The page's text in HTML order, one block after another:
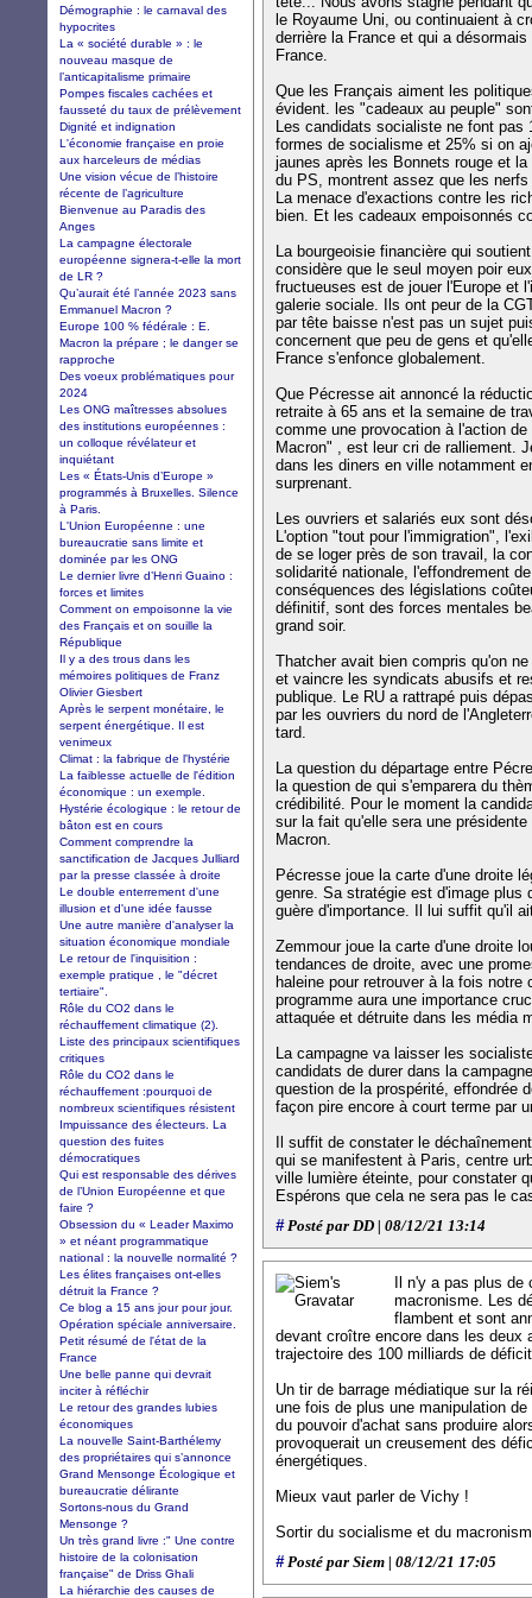
le Royaume Uni, ou continuaient à
derrière la France et qui a
France.
Que les Français aiment les
évident. les "cadeaux au peuple"
Les candidats socialiste ne font
formes de socialisme et 25% si on
jaunes après les Bonnets rouge et
du PS, montrent assez que les
La menace d'exactions contre les
bien. Et les cadeaux empoisonnés
La bourgeoisie financière qui
considère que le seul moyen poir
fructueuses est de jouer l'Europe et
galerie sociale. Ils ont peur de la
par tête baisse n'est pas un sujet
concernent que peu de gens et
France s'enfonce globalement.
Que Pécresse ait annoncé la
retraite à 65 ans et la semaine de
comme une provocation à l'action
Macron" , est leur cri de ralliement.
dans les diners en ville notamment
surprenant.
Les ouvriers et salariés eux sont
L'option "tout pour l'immigration",
de se loger près de son travail, la
solidarité nationale, l'effondrement
conséquences des législations
définitif, sont des forces mentales
grand soir.
Thatcher avait bien compris qu'on
et vaincre les syndicats abusifs et
publique. Le RU a rattrapé puis
par les ouvriers du nord de
tard.
La question du départage entre
la question de qui s'emparera du
crédibilité. Pour le moment la
sur la fait qu'elle sera une
Macron.
Pécresse joue la carte d'une droite
genre. Sa stratégie est d'image plus
guère d'importance. Il lui suffit qu'il
Zemmour joue la carte d'une droite
tendances de droite, avec une
haleine pour retrouver à la fois
programme aura une importance
attaquée et détruite dans les média
La campagne va laisser les
candidats de durer dans la
question de la prospérité, effondrée
façon pire encore à court terme par
Il suffit de constater le
qui se manifestent à Paris, centre
ville lumière éteinte, pour constater
Espérons que cela ne sera pas le
#Posté par DD | 08/12/21 13:14
Il n'y a pas plus
macronisme. Les
flambent et sont
devant croître encore dans les deux
trajectoire des 100 milliards de
Un tir de barrage médiatique sur la
une fois de plus une manipulation
du pouvoir d'achat sans produire
provoquerait un creusement des
énergétiques.
Mieux vaut parler de Vichy !
Sortir du socialisme et du
#Posté par Siem | 08/12/21 17:05
Démographie : le carnaval des
hypocrites
La « société durable » : le
nouveau masque de
l’anticapitalisme primaire
Pompes fiscales cachées et
fausseté du taux de prélèvement
Dignité et indignation
L'économie française en proie
aux harceleurs de médias
Une vision vécue de l’histoire
récente de l’agriculture
Bienvenue au Paradis des
Anges
La campagne électorale
européenne signera-t-elle la mort
de LR ?
Qu’aurait été l’année 2023 sans
Emmanuel Macron ?
Europe 100 % fédérale : E.
Macron la prépare ; le danger se
rapproche
Des voeux problématiques pour
2024
Les ONG maîtresses absolues
des institutions européennes :
un colloque révélateur et
inquiétant
Les « États-Unis d’Europe »
programmés à Bruxelles. Silence
à Paris.
L'Union Européenne : une
bureaucratie sans limite et
dominée par les ONG
Le dernier livre d’Henri Guaino :
forces et limites
Comment on empoisonne la vie
des Français et on souille la
République
Il y a des trous dans les
mémoires politiques de Franz
Olivier Giesbert
Après le serpent monétaire, le
serpent énergétique. Il est
venimeux
Climat : la fabrique de l'hystérie
La faiblesse actuelle de l'édition
économique : un exemple.
Hystérie écologique : le retour de
bâton est en cours
Comment comprendre la
sanctification de Jacques Julliard
par la presse classée à droite
Le double enterrement d'une
illusion et d'une idée fausse
Une autre manière d'analyser la
situation économique mondiale
Le retour de l'inquisition :
exemple pratique , le "décret
tertiaire".
Rôle du CO2 dans le
réchauffement climatique (2).
Liste des principaux scientifiques
critiques
Rôle du CO2 dans le
réchauffement :pourquoi de
nombreux scientifiques résistent
Impuissance des électeurs. La
question des fuites
démocratiques
Qui est responsable des dérives
de l’Union Européenne et que
faire ?
Obsession du « Leader Maximo
» et néant programmatique
national : la nouvelle normalité ?
Les élites françaises ont-elles
détruit la France ?
Ce blog a 15 ans jour pour jour.
Opération spéciale anniversaire.
Petit résumé de l'état de la
France
Une belle panne qui devrait
inciter à réfléchir
Le retour des grandes lubies
économiques
La nouvelle Saint-Barthélemy
des propriétaires qui s’annonce
Grand Mensonge Écologique et
bureaucratie délirante
Sortons-nous du Grand
Mensonge ?
Un très grand livre :" Une contre
histoire de la colonisation
française" de Driss Ghali
La hiérarchie des causes de